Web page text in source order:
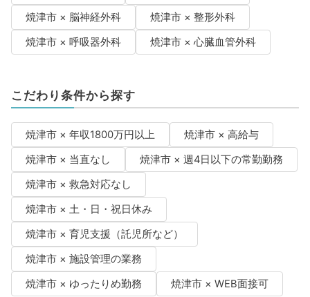
焼津市 × 脳神経外科
焼津市 × 整形外科
焼津市 × 呼吸器外科
焼津市 × 心臓血管外科
こだわり条件から探す
焼津市 × 年収1800万円以上
焼津市 × 高給与
焼津市 × 当直なし
焼津市 × 週4日以下の常勤勤務
焼津市 × 救急対応なし
焼津市 × 土・日・祝日休み
焼津市 × 育児支援（託児所など）
焼津市 × 施設管理の業務
焼津市 × ゆったりめ勤務
焼津市 × WEB面接可